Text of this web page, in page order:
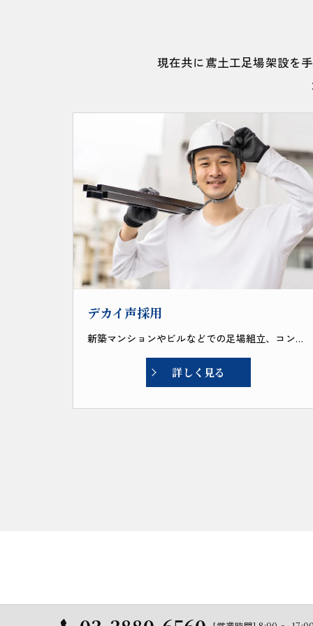
現在共に鳶土工足場架設を
デカイ声採用
新築マンションやビルなどでの足場組立、コンクリートの打設、掘削、クレーン・リフトの組み立て等。
詳しく見る